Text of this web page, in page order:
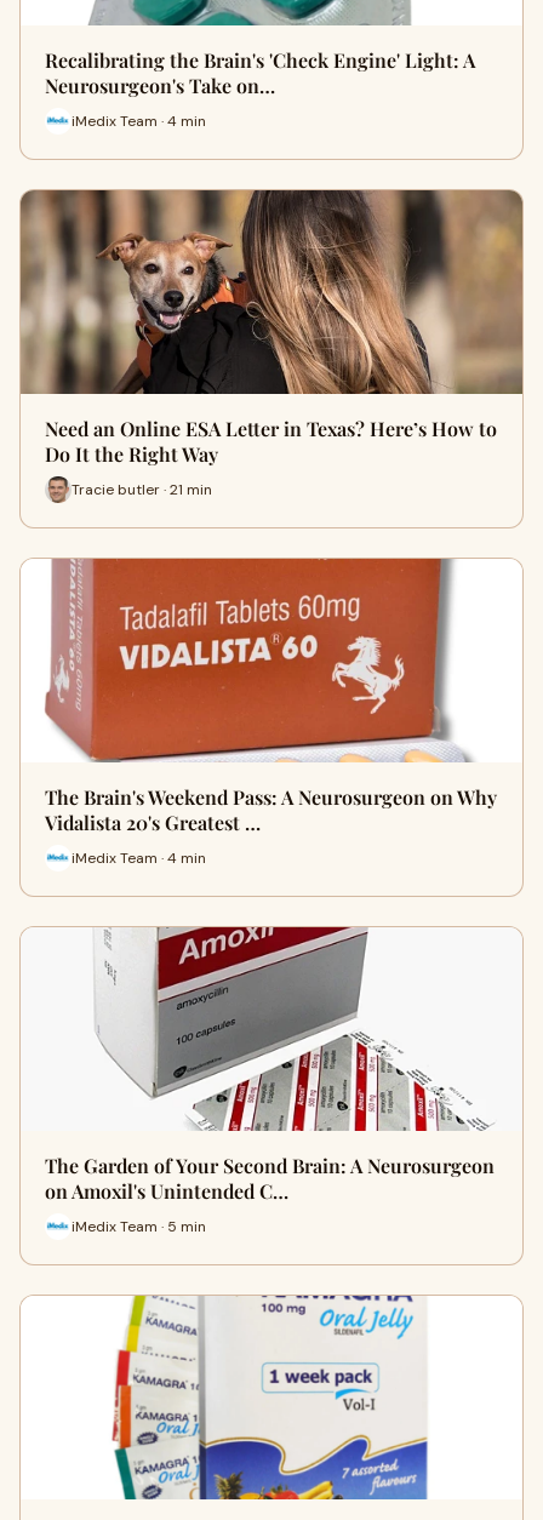
Recalibrating the Brain's 'Check Engine' Light: A
Neurosurgeon's Take on…
iMedix Team · 4 min
Need an Online ESA Letter in Texas? Here’s How to
Do It the Right Way
Tracie butler · 21 min
The Brain's Weekend Pass: A Neurosurgeon on Why
Vidalista 20's Greatest …
iMedix Team · 4 min
The Garden of Your Second Brain: A Neurosurgeon
on Amoxil's Unintended C…
iMedix Team · 5 min